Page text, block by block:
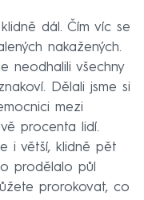
dál. Čím víc se
nakažených.
neodhalili všechny
Dělali jsme si
mezi
procenta lidí.
i větší, klidně pět
prodělalo půl
prorokovat, co